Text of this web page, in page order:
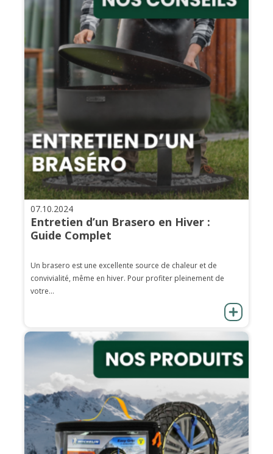
07.10.2024
Entretien d’un Brasero en Hiver :
Guide Complet
Un brasero est une excellente source de chaleur et de
convivialité, même en hiver. Pour profiter pleinement de
votre...